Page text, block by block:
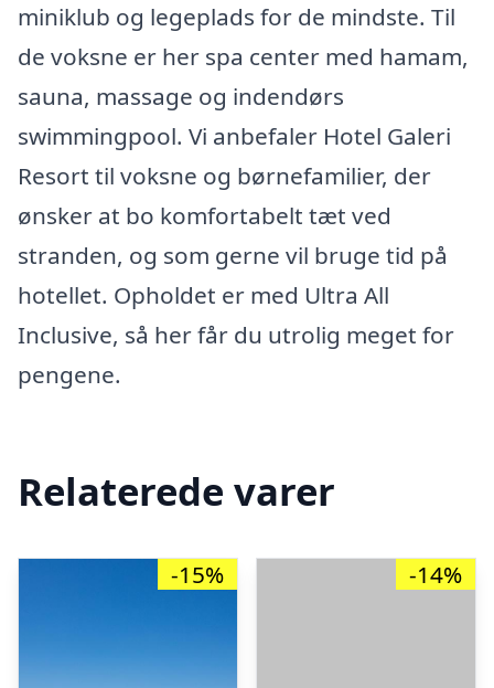
miniklub og legeplads for de mindste. Til
de voksne er her spa center med hamam,
sauna, massage og indendørs
swimmingpool. Vi anbefaler Hotel Galeri
Resort til voksne og børnefamilier, der
ønsker at bo komfortabelt tæt ved
stranden, og som gerne vil bruge tid på
hotellet. Opholdet er med Ultra All
Inclusive, så her får du utrolig meget for
pengene.
Relaterede varer
-15% -14%